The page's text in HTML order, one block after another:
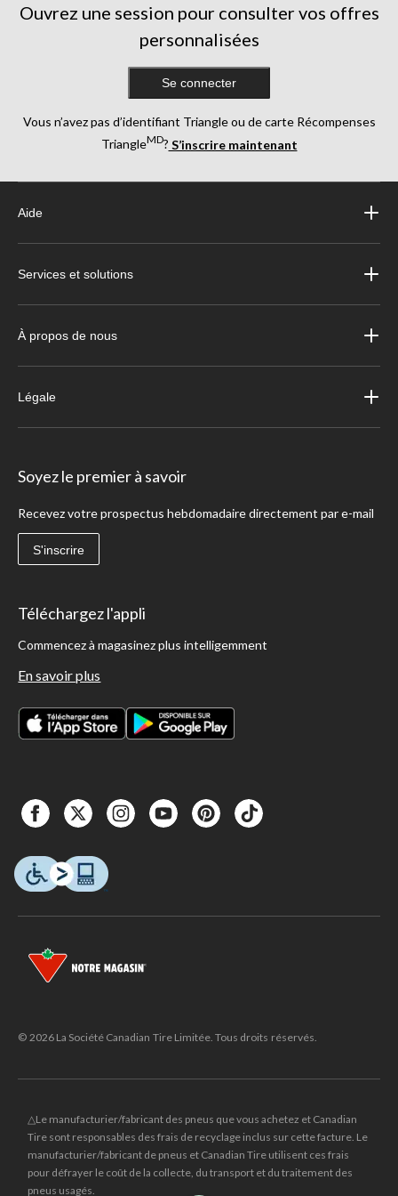
Ouvrez une session pour consulter vos offres
personnalisées
Se connecter
Vous n’avez pas d’identifiant Triangle ou de carte Récompenses
TriangleMD? S’inscrire maintenant
Aide
Services et solutions
À propos de nous
Légale
Soyez le premier à savoir
Recevez votre prospectus hebdomadaire directement par e-mail
S'inscrire
Téléchargez l'appli
Commencez à magasinez plus intelligemment
En savoir plus
© 2026 La Société Canadian Tire Limitée. Tous droits réservés.
△Le manufacturier/fabricant des pneus que vous achetez et Canadian
Tire sont responsables des frais de recyclage inclus sur cette facture. Le
manufacturier/fabricant de pneus et Canadian Tire utilisent ces frais
pour défrayer le coût de la collecte, du transport et du traitement des
pneus usagés.